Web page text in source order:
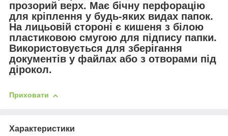
прозорий верх. Має бічну перфорацію
для кріплення у будь-яких видах папок.
На лицьовій стороні є кишеня з білою
пластиковою смугою для підпису папки.
Використовується для зберігання
документів у файлах або з отворами під
дірокол.
Приховати
Характеристики